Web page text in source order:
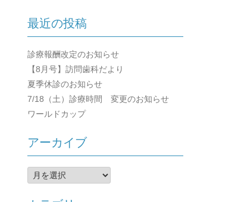
最近の投稿
診療報酬改定のお知らせ
【8月号】訪問歯科だより
夏季休診のお知らせ
7/18（土）診療時間 変更のお知らせ
ワールドカップ
アーカイブ
ア
ー